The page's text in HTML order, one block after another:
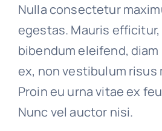
Nulla consectetur
egestas. Mauris
bibendum eleifend, diam
ex, non vestibulum risus
Proin eu urna vitae ex
Nunc vel auctor nisi.